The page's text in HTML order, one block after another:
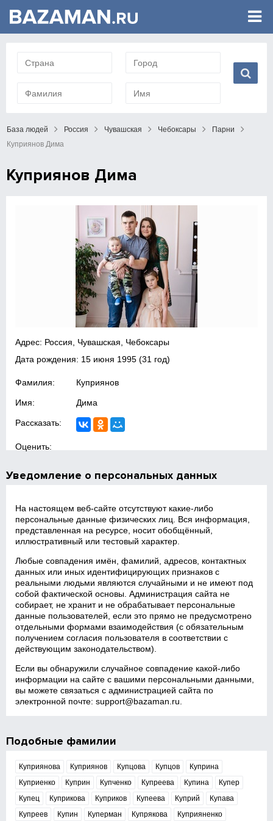
База людей Россия Чувашская Чебоксары
Парни
Куприянов Дима
Куприянов Дима
Адрес: Россия, Чувашская, Чебоксары
Дата рождения: 15 июня 1995 (31 год)
Фамилия: Куприянов
Имя: Дима
Рассказать:
Оценить:
Уведомление о персональных данных
На настоящем веб‑сайте отсутствуют какие‑либо
персональные данные физических лиц. Вся информация,
представленная на ресурсе, носит обобщённый,
иллюстративный или тестовый характер.
Любые совпадения имён, фамилий, адресов, контактных
данных или иных идентифицирующих признаков с
реальными людьми являются случайными и не имеют под
собой фактической основы. Администрация сайта не
собирает, не хранит и не обрабатывает персональные
данные пользователей, если это прямо не предусмотрено
отдельными формами взаимодействия (с обязательным
получением согласия пользователя в соответствии с
действующим законодательством).
Если вы обнаружили случайное совпадение какой‑либо
информации на сайте с вашими персональными данными,
вы можете связаться с администрацией сайта по
электронной почте:support@bazaman.ru
Подобные фамилии
Куприянова Куприянов Купцова Купцов
Куприна
Куприенко
Куприн Купченко Купреева Купина
Купер
Купец
Куприкова Куприков Купеева Куприй
Купава
Купреев
Купин Куперман Купрякова Куприяненко